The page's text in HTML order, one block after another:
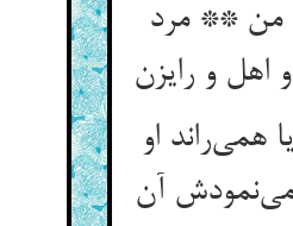
من ** مرد
همی‌‌راند او
آن